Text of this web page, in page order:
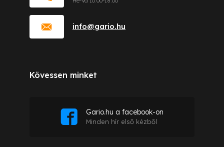
info@gario.hu
Kövessen minket
Gario.hu a facebook-on
Minden hír első kézből